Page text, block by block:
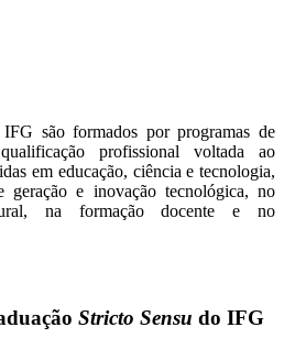
são formados por programas de
profissional voltada ao
em educação, ciência e tecnologia,
geração e inovação tecnológica, no
na formação docente e no
Stricto Sensu do IFG